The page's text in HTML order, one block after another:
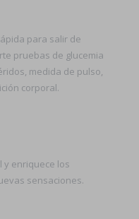
para salir de
pruebas de glucemia
medida de pulso,
corporal.
y enriquece los
sensaciones.